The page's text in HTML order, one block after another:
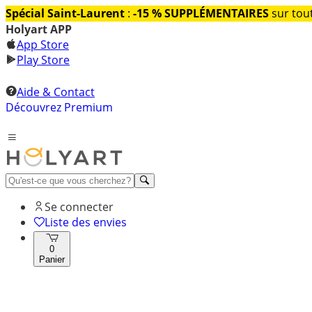
Spécial Saint-Laurent : -15 % SUPPLÉMENTAIRESsur
Holyart APP
App Store
Play Store
Aide & Contact
Découvrez Premium
Se connecter
Liste des envies
0
Panier